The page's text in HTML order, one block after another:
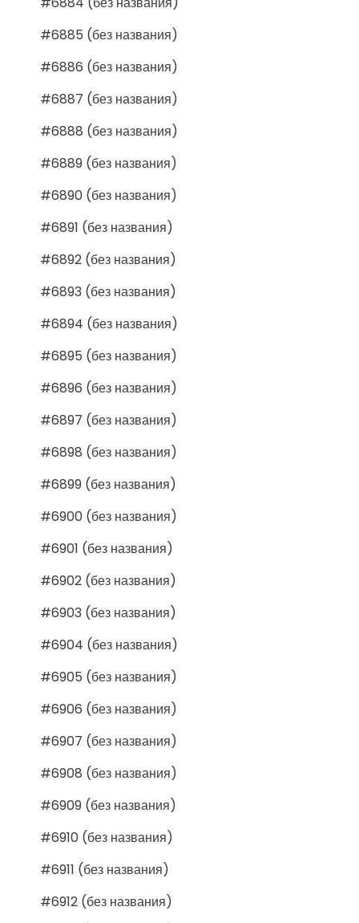
#6885 (без названия)
#6886 (без названия)
#6887 (без названия)
#6888 (без названия)
#6889 (без названия)
#6890 (без названия)
#6891 (без названия)
#6892 (без названия)
#6893 (без названия)
#6894 (без названия)
#6895 (без названия)
#6896 (без названия)
#6897 (без названия)
#6898 (без названия)
#6899 (без названия)
#6900 (без названия)
#6901 (без названия)
#6902 (без названия)
#6903 (без названия)
#6904 (без названия)
#6905 (без названия)
#6906 (без названия)
#6907 (без названия)
#6908 (без названия)
#6909 (без названия)
#6910 (без названия)
#6911 (без названия)
#6912 (без названия)